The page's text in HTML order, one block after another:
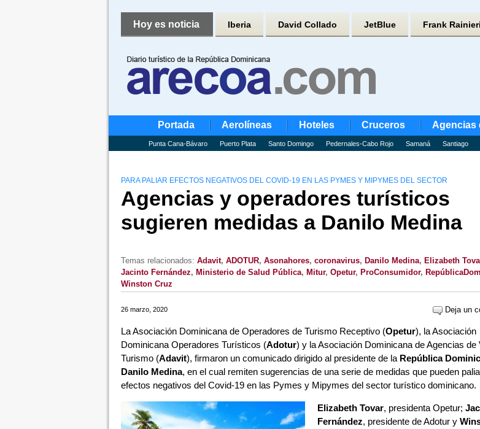
Hoy es noticia Iberia David Collado JetBlue Frank Rainieri
Portada Aerolíneas Hoteles Cruceros Agencias
Punta Cana-Bávaro Puerto Plata Santo Domingo Pedernales-Cabo Rojo Samaná Santiago
PARA PALIAR EFECTOS NEGATIVOS DEL COVID-19 EN LAS PYMES Y MIPYMES DEL SECTOR
Agencias y operadores turísticos
sugieren medidas a Danilo Medina
Temas relacionados: Adavit, ADOTUR, Asonahores, coronavirus, Danilo Medina, Elizabeth
Jacinto Fernández, Ministerio de Salud Pública, Mitur, Opetur, ProConsumidor,
Winston Cruz
26 marzo, 2020 Deja un
La Asociación Dominicana de Operadores de Turismo Receptivo (Opetur), la Asociación
Dominicana Operadores Turísticos (Adotur) y la Asociación Dominicana de Agencias de
Turismo (Adavit), firmaron un comunicado dirigido al presidente de la República
Danilo Medina, en el cual remiten sugerencias de una serie de medidas que pueden
efectos negativos del Covid-19 en las Pymes y Mipymes del sector turístico dominicano.
Elizabeth Tovar, presidenta Opetur;
Fernández, presidente de Adotur y